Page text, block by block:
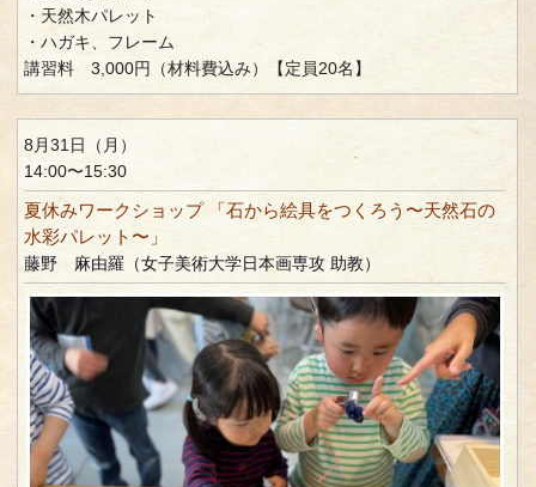
・天然木パレット
・ハガキ、フレーム
講習料 3,000円（材料費込み）【定員20名】
8月31日（月）
14:00〜15:30
夏休みワークショップ 「石から絵具をつくろう〜天然石の
水彩パレット〜」
藤野 麻由羅（女子美術大学日本画専攻 助教）